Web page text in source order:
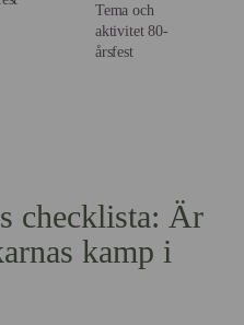
Tema och
aktivitet 80-
årsfest
checklista: Är
kamp i